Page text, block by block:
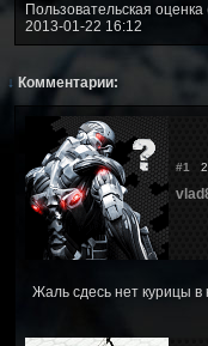
Пользовательская оценка
2013-01-22 16:12
↓ Комментарии:
#1
Жаль сдесь нет курицы в